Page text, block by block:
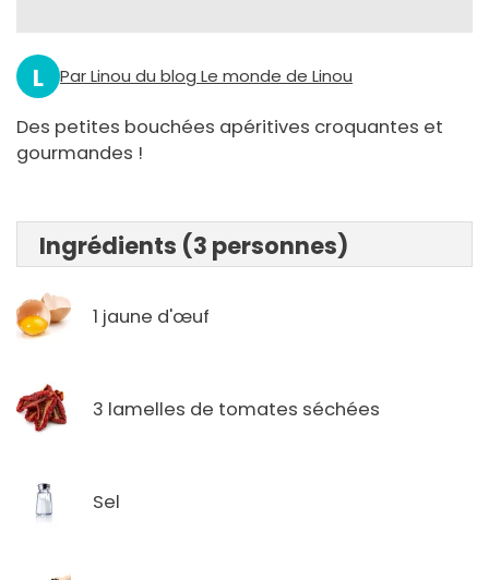
L Par Linou du blog Le monde de Linou
Des petites bouchées apéritives croquantes et
gourmandes !
Ingrédients (3 personnes)
1 jaune d'œuf
3 lamelles de tomates séchées
Sel